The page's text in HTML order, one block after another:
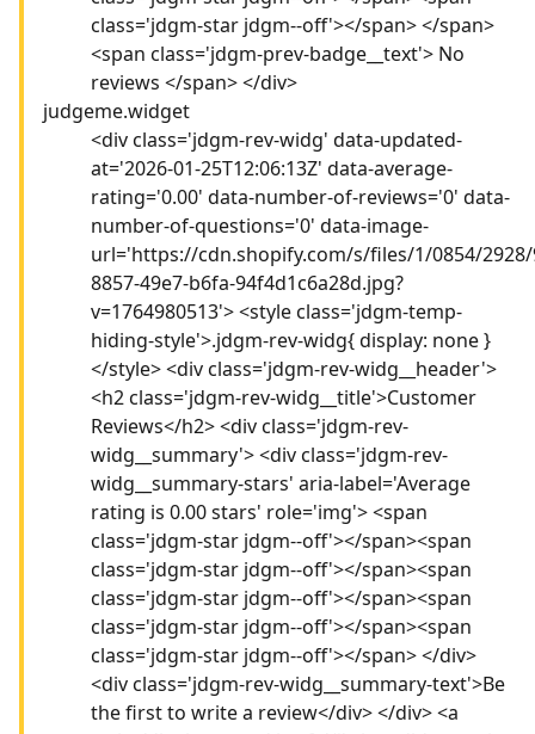
class='jdgm-star jdgm--off'></span> </span>
<span class='jdgm-prev-badge__text'> No
reviews </span> </div>
judgeme.widget
<div class='jdgm-rev-widg' data-updated-
at='2026-01-25T12:06:13Z' data-average-
rating='0.00' data-number-of-reviews='0' data-
number-of-questions='0' data-image-
url='https://cdn.shopify.com/s/files/1/0854/2928/
8857-49e7-b6fa-94f4d1c6a28d.jpg?
v=1764980513'> <style class='jdgm-temp-
hiding-style'>.jdgm-rev-widg{ display: none }
</style> <div class='jdgm-rev-widg__header'>
<h2 class='jdgm-rev-widg__title'>Customer
Reviews</h2> <div class='jdgm-rev-
widg__summary'> <div class='jdgm-rev-
widg__summary-stars' aria-label='Average
rating is 0.00 stars' role='img'> <span
class='jdgm-star jdgm--off'></span><span
class='jdgm-star jdgm--off'></span><span
class='jdgm-star jdgm--off'></span><span
class='jdgm-star jdgm--off'></span><span
class='jdgm-star jdgm--off'></span> </div>
<div class='jdgm-rev-widg__summary-text'>Be
the first to write a review</div> </div> <a